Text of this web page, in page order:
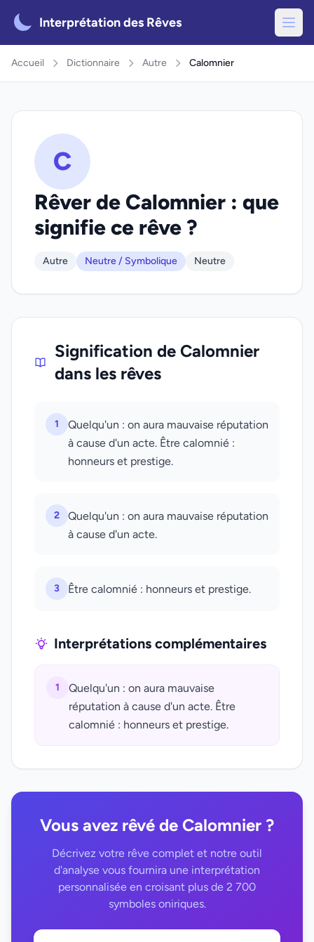
Interprétation des Rêves
Accueil Dictionnaire Autre Calomnier
C
Rêver de Calomnier : que
signifie ce rêve ?
Autre Neutre / Symbolique Neutre
Signification de Calomnier
dans les rêves
1
Quelqu'un : on aura mauvaise réputation
à cause d'un acte. Être calomnié :
honneurs et prestige.
2
Quelqu'un : on aura mauvaise réputation
à cause d'un acte.
3 Être calomnié : honneurs et prestige.
Interprétations complémentaires
1
Quelqu'un : on aura mauvaise
réputation à cause d'un acte. Être
calomnié : honneurs et prestige.
Vous avez rêvé de Calomnier ?
Décrivez votre rêve complet et notre outil
d'analyse vous fournira une interprétation
personnalisée en croisant plus de 2 700
symboles oniriques.